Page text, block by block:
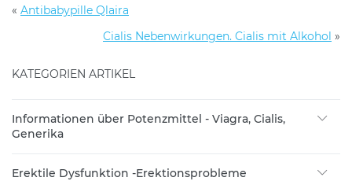
« Antibabypille Qlaira
Cialis Nebenwirkungen. Cialis mit Alkohol »
KATEGORIEN ARTIKEL
Informationen über Potenzmittel - Viagra, Cialis,
Generika
Erektile Dysfunktion -Erektionsprobleme